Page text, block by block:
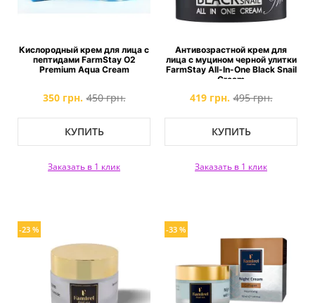
Кислородный крем для лица с
пептидами FarmStay O2
Premium Aqua Cream
350 грн. 450 грн.
КУПИТЬ
Заказать в 1 клик
Антивозрастной крем для
лица с муцином черной улитки
FarmStay All-In-One Black Snail
Cream
419 грн. 495 грн.
КУПИТЬ
Заказать в 1 клик
-23 % -33 %